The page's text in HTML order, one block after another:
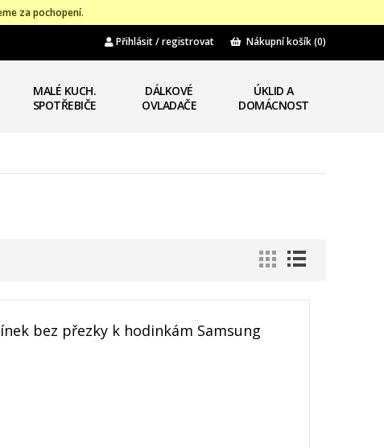
za pochopení.
Přihlásit / registrovat Nákupní košík(0)
MALÉ KUCH.
SPOTŘEBIČE
DÁLKOVÉ
OVLADAČE
ÚKLID A
DOMÁCNOST
bez přezky k hodinkám Samsung